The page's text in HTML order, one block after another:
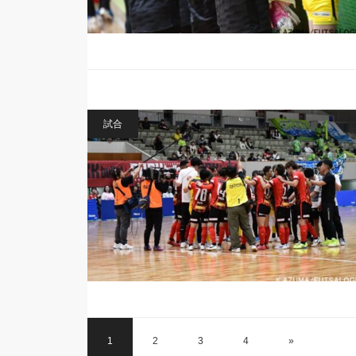
試合
1 2 3 4 »